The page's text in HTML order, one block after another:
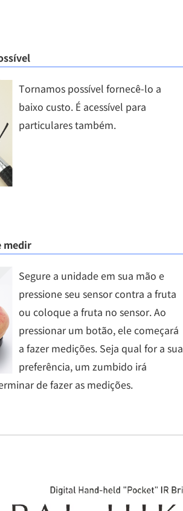
Tornamos possível fornecê-lo a
baixo custo. É acessível para
particulares também.
medir
Segure a unidade em sua mão e
pressione seu sensor contra a fruta
ou coloque a fruta no sensor. Ao
pressionar um botão, ele começará
a fazer medições. Seja qual for a sua
preferência, um zumbido irá
de fazer as medições.